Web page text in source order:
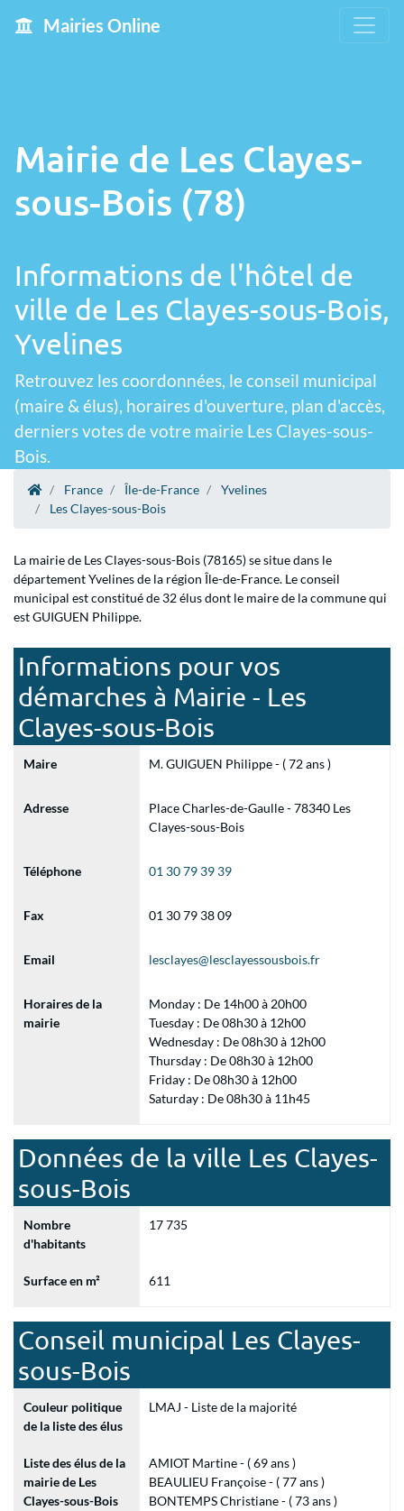
Mairies Online
Mairie de Les Clayes-
sous-Bois (78)
Informations de l'hôtel de
ville de Les Clayes-sous-Bois,
Yvelines
Retrouvez les coordonnées, le conseil municipal
(maire & élus), horaires d'ouverture, plan d'accès,
derniers votes de votre mairie Les Clayes-sous-
Bois.
France Île-de-France
Yvelines
Les Clayes-sous-Bois
La mairie de Les Clayes-sous-Bois (78165) se situe dans le
département Yvelines de la région Île-de-France. Le conseil
municipal est constitué de 32 élus dont le maire de la commune qui
est GUIGUEN Philippe.
Informations pour vos
démarches à Mairie - Les
Clayes-sous-Bois
Maire M. GUIGUEN Philippe - ( 72 ans )
Adresse
Place Charles-de-Gaulle - 78340 Les
Clayes-sous-Bois
Téléphone 01 30 79 39 39
Fax 01 30 79 38 09
Email lesclayes@lesclayessousbois.fr
Horaires de la
mairie
Monday : De 14h00 à 20h00
Tuesday : De 08h30 à 12h00
Wednesday : De 08h30 à 12h00
Thursday : De 08h30 à 12h00
Friday : De 08h30 à 12h00
Saturday : De 08h30 à 11h45
Données de la ville Les Clayes-
sous-Bois
Nombre
d'habitants
17 735
Surface en m² 611
Conseil municipal Les Clayes-
sous-Bois
Couleur politique
de la liste des élus
LMAJ - Liste de la majorité
Liste des élus de la
mairie de Les
Clayes-sous-Bois
AMIOT Martine - ( 69 ans )
BEAULIEU Françoise - ( 77 ans )
BONTEMPS Christiane - ( 73 ans )